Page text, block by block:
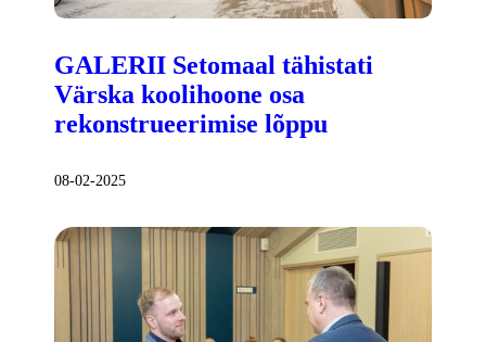
GALERII Setomaal tähistati
Värska koolihoone osa
rekonstrueerimise lõppu
08-02-2025